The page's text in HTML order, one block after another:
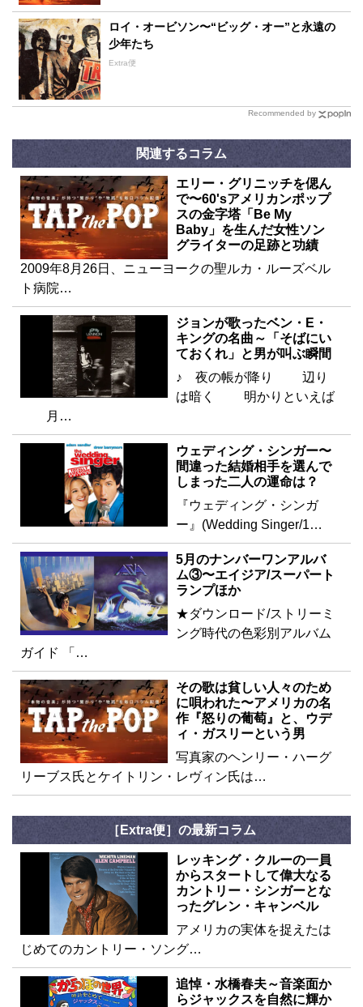
ロイ・オービソン〜“ビッグ・オー”と永遠の
少年たち
Extra便
Recommended by
関連するコラム
エリー・グリニッチを偲ん
で〜60'sアメリカンポップ
スの金字塔「Be My
Baby」を生んだ女性ソン
グライターの足跡と功績
2009年8月26日、ニューヨークの聖ルカ・ルーズベル
ト病院…
ジョンが歌ったベン・E・
キングの名曲～「そばにい
ておくれ」と男が叫ぶ瞬間
♪ 夜の帳が降り 辺り
は暗く 明かりといえば
月…
ウェディング・シンガー〜
間違った結婚相手を選んで
しまった二人の運命は？
『ウェディング・シンガ
ー』(Wedding Singer/1…
5月のナンバーワンアルバ
ム③〜エイジア/スーパート
ランプほか
★ダウンロード/ストリーミ
ング時代の色彩別アルバム
ガイド 「…
その歌は貧しい人々のため
に唄われた〜アメリカの名
作『怒りの葡萄』と、ウデ
ィ・ガスリーという男
写真家のヘンリー・ハーグ
リーブス氏とケイトリン・レヴィン氏は…
［Extra便］の最新コラム
レッキング・クルーの一員
からスタートして偉大なる
カントリー・シンガーとな
ったグレン・キャンベル
アメリカの実体を捉えたは
じめてのカントリー・ソング…
追悼・水橋春夫～音楽面か
らジャックスを自然に輝か